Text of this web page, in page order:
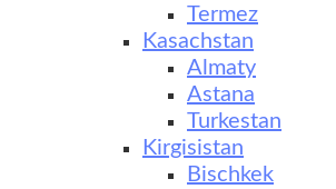
Termez
Kasachstan
Almaty
Astana
Turkestan
Kirgisistan
Bischkek